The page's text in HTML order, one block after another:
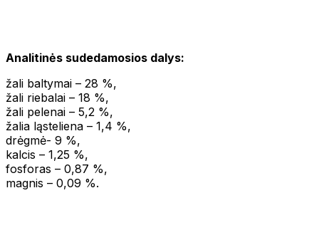
Analitinės sudedamosios dalys:
žali baltymai – 28 %,
žali riebalai – 18 %,
žali pelenai – 5,2 %,
žalia ląsteliena – 1,4 %,
drėgmė- 9 %,
kalcis – 1,25 %,
fosforas – 0,87 %,
magnis – 0,09 %.